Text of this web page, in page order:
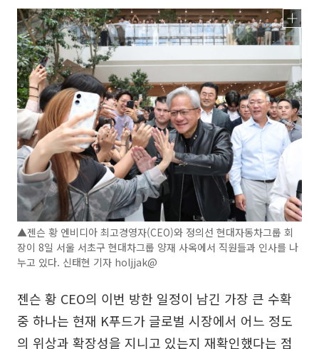
▲젠슨 황 엔비디아 최고경영자(CEO)와 정의선 현대자동차그룹 회
장이 8일 서울 서초구 현대차그룹 양재 사옥에서 직원들과 인사를 나
누고 있다. 신태현 기자 holjjak@
젠슨 황 CEO의 이번 방한 일정이 남긴 가장 큰 수확
중 하나는 현재 K푸드가 글로벌 시장에서 어느 정도
의 위상과 확장성을 지니고 있는지 재확인했다는 점